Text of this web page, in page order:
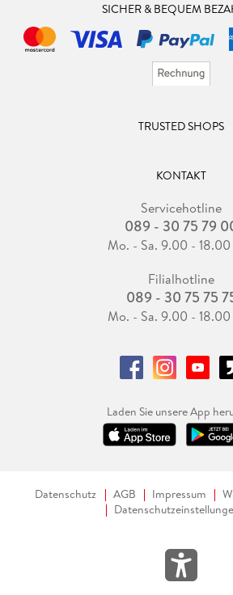
SICHER & BEQUEM
TRUSTED SHOPS
KONTAKT
Servicehotline
089 - 30 75 79
Mo. - Sa. 9.00 -
Filialhotline
089 - 30 75 75
Mo. - Sa. 9.00 -
Laden Sie unsere App
Datenschutz AGB Impressum